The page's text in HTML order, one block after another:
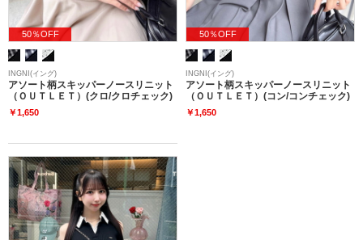
50％OFF
INGNI(イング)
アソート柄スキッパーノースリニット
（ＯＵＴＬＥＴ）(クロ/クロチェック)
￥1,650
50％OFF
INGNI(イング)
アソート柄スキッパーノースリニット
（ＯＵＴＬＥＴ）(コン/コンチェック)
￥1,650